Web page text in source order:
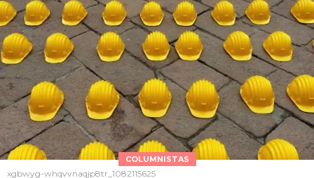
COLUMNISTAS
xgbwyg-whqvvnaqjp8tr_1082115625